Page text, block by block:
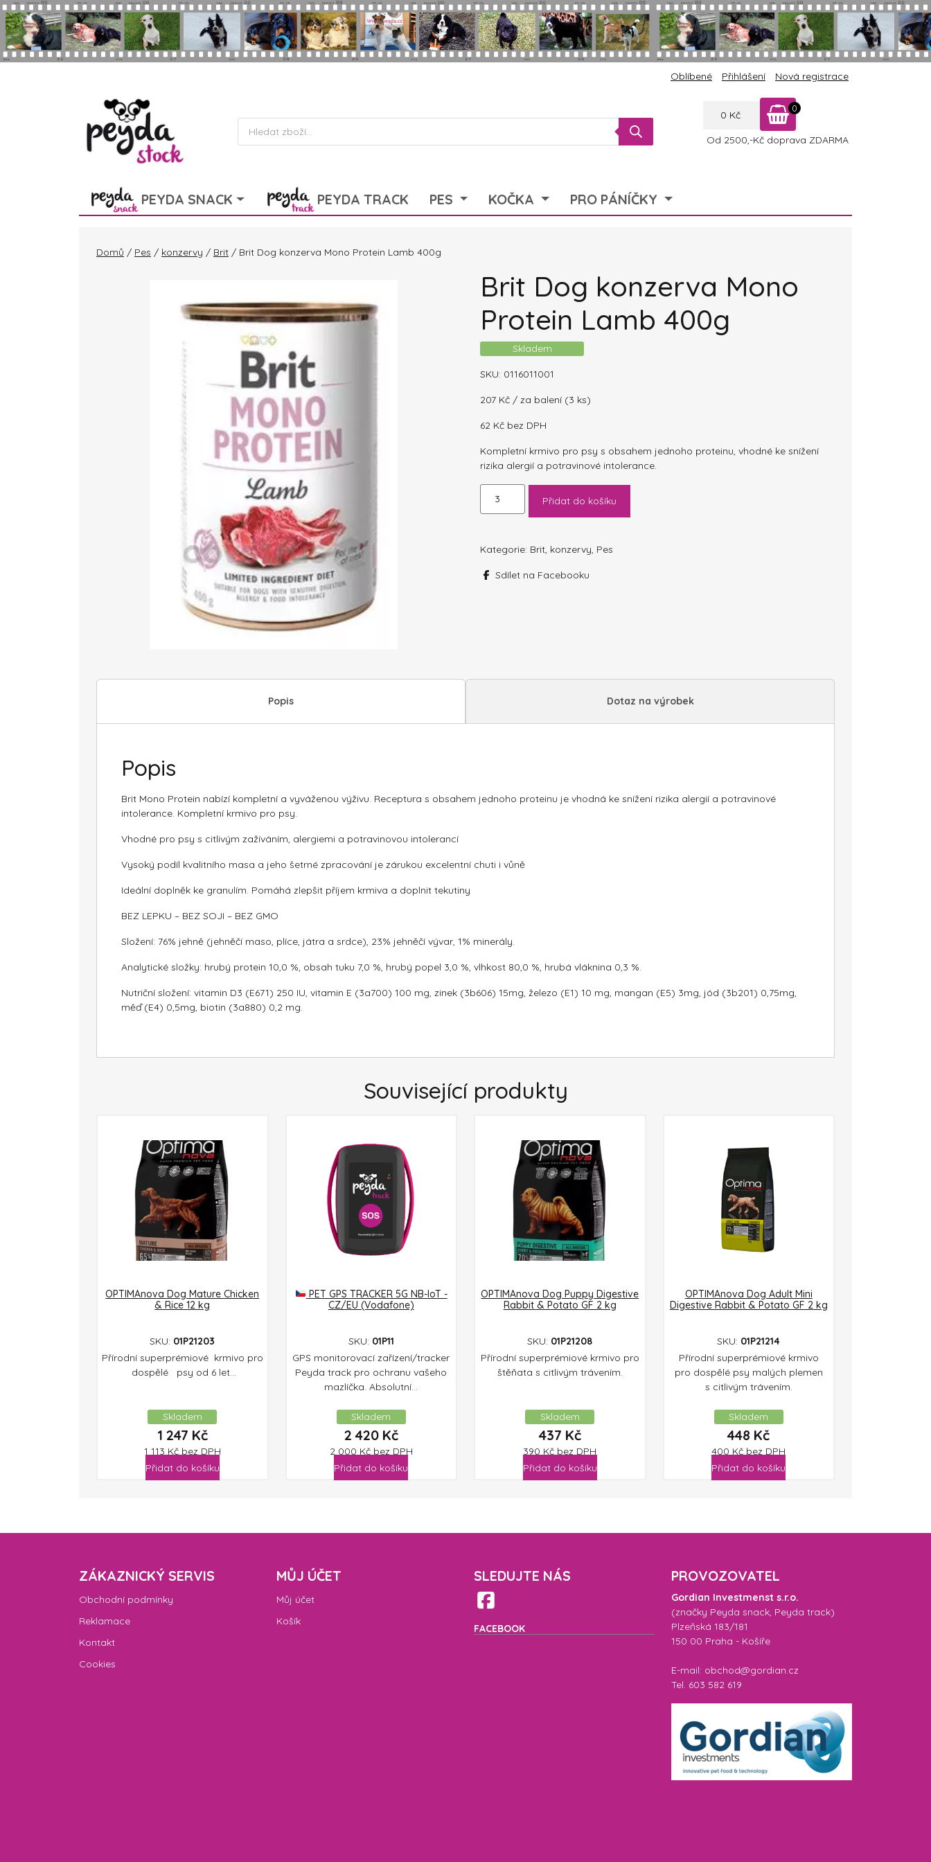
Skip to main content
Oblíbené Přihlášení Nová registrace
Products
search
0 Kč
0
Od 2500,-Kč doprava ZDARMA
PEYDA SNACK PEYDA TRACK PES KOČKA PRO PÁNÍČKY
Domů / Pes / konzervy / Brit / Brit Dog konzerva Mono Protein Lamb 400g
Brit Dog konzerva Mono
Protein Lamb 400g
Skladem
SKU: 0116011001
207 Kč / za balení (3 ks)
62 Kč bez DPH
Kompletní krmivo pro psy s obsahem jednoho proteinu, vhodné ke snížení
rizika alergií a potravinové intolerance.
Dog
Protein
400g
Přidat do košíku
Kategorie: Brit, konzervy, Pes
Sdílet na Facebooku
Popis Dotaz na výrobek
Popis
Brit Mono Protein nabízí kompletní a vyváženou výživu. Receptura s obsahem jednoho proteinu je vhodná ke snížení rizika alergií a potravinové
intolerance. Kompletní krmivo pro psy.
Vhodné pro psy s citlivým zažíváním, alergiemi a potravinovou intolerancí
Vysoký podíl kvalitního masa a jeho šetrné zpracování je zárukou excelentní chuti i vůně
Ideální doplněk ke granulím. Pomáhá zlepšit příjem krmiva a doplnit tekutiny
BEZ LEPKU – BEZ SOJI – BEZ GMO
Složení: 76% jehně (jehněčí maso, plíce, játra a srdce), 23% jehněčí vývar, 1% minerály.
Analytické složky: hrubý protein 10,0 %, obsah tuku 7,0 %, hrubý popel 3,0 %, vlhkost 80,0 %, hrubá vláknina 0,3 %.
Nutriční složení: vitamin D3 (E671) 250 IU, vitamin E (3a700) 100 mg, zinek (3b606) 15mg, železo (E1) 10 mg, mangan (E5) 3mg, jód (3b201) 0,75mg,
měď (E4) 0,5mg, biotin (3a880) 0,2 mg.
Související produkty
OPTIMAnova Dog Mature Chicken
& Rice 12 kg
SKU: 01P21203
Přírodní superprémiové krmivo pro
dospělé psy od 6 let...
Skladem
1 247 Kč
1 113 Kč bez DPH
Přidat do košíku
PET GPS TRACKER 5G NB-IoT -
CZ/EU (Vodafone)
SKU: 01P11
GPS monitorovací zařízení/tracker
Peyda track pro ochranu vašeho
mazlíčka. Absolutní...
Skladem
2 420 Kč
2 000 Kč bez DPH
Přidat do košíku
OPTIMAnova Dog Puppy Digestive
Rabbit & Potato GF 2 kg
SKU: 01P21208
Přírodní superprémiové krmivo pro
štěňata s citlivým trávením.
Skladem
437 Kč
390 Kč bez DPH
Přidat do košíku
OPTIMAnova Dog Adult Mini
Digestive Rabbit & Potato GF 2 kg
SKU: 01P21214
Přírodní superprémiové krmivo
pro dospělé psy malých plemen
s citlivým trávením.
Skladem
448 Kč
400 Kč bez DPH
Přidat do košíku
ZÁKAZNICKÝ SERVIS
Obchodní podmínky
Reklamace
Kontakt
Cookies
MŮJ ÚČET
Můj účet
Košík
SLEDUJTE NÁS
FACEBOOK
PROVOZOVATEL
Gordian Investmenst s.r.o.
(značky Peyda snack, Peyda track)
Plzeňská 183/181
150 00 Praha - Košíře
E-mail: obchod@gordian.cz
Tel. 603 582 619